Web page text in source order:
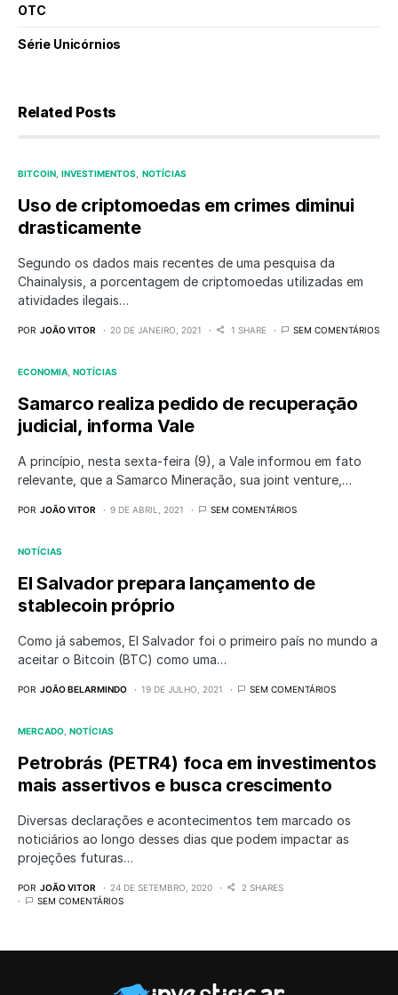
OTC
Série Unicórnios
Related Posts
BITCOIN INVESTIMENTOS NOTÍCIAS
Uso de criptomoedas em crimes diminui
drasticamente
Segundo os dados mais recentes de uma pesquisa da
Chainalysis, a porcentagem de criptomoedas utilizadas em
atividades ilegais…
POR JOÃO VITOR 20 DE JANEIRO, 2021 1 SHARE SEM COMENTÁRIOS
ECONOMIA NOTÍCIAS
Samarco realiza pedido de recuperação
judicial, informa Vale
A princípio, nesta sexta-feira (9), a Vale informou em fato
relevante, que a Samarco Mineração, sua joint venture,…
POR JOÃO VITOR 9 DE ABRIL, 2021 SEM COMENTÁRIOS
NOTÍCIAS
El Salvador prepara lançamento de
stablecoin próprio
Como já sabemos, El Salvador foi o primeiro país no mundo a
aceitar o Bitcoin (BTC) como uma…
POR JOÃO BELARMINDO 19 DE JULHO, 2021 SEM COMENTÁRIOS
MERCADO NOTÍCIAS
Petrobrás (PETR4) foca em investimentos
mais assertivos e busca crescimento
Diversas declarações e acontecimentos tem marcado os
noticiários ao longo desses dias que podem impactar as
projeções futuras…
POR JOÃO VITOR 24 DE SETEMBRO, 2020
2 SHARES
SEM COMENTÁRIOS